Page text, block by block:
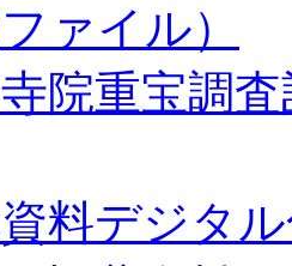
ァイル）
院重宝調
料デジタ